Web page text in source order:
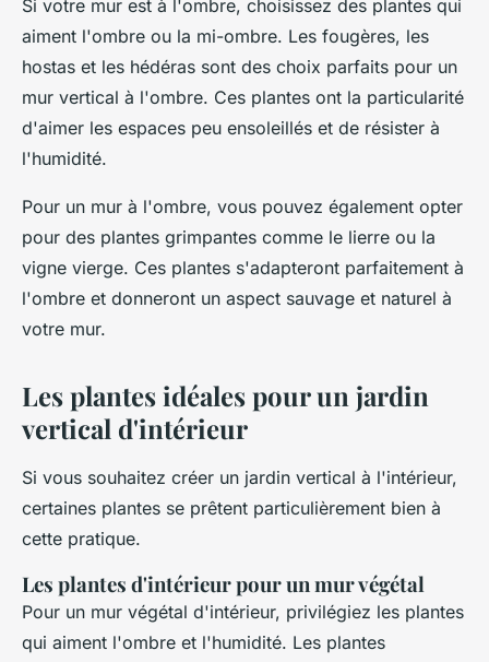
Si votre mur est à l'ombre, choisissez des plantes qui
aiment l'ombre ou la mi-ombre. Les fougères, les
hostas et les hédéras sont des choix parfaits pour un
mur vertical à l'ombre. Ces plantes ont la particularité
d'aimer les espaces peu ensoleillés et de résister à
l'humidité.
Pour un mur à l'ombre, vous pouvez également opter
pour des plantes grimpantes comme le lierre ou la
vigne vierge. Ces plantes s'adapteront parfaitement à
l'ombre et donneront un aspect sauvage et naturel à
votre mur.
Les plantes idéales pour un jardin
vertical d'intérieur
Si vous souhaitez créer un jardin vertical à l'intérieur,
certaines plantes se prêtent particulièrement bien à
cette pratique.
Les plantes d'intérieur pour un mur végétal
Pour un mur végétal d'intérieur, privilégiez les plantes
qui aiment l'ombre et l'humidité. Les plantes